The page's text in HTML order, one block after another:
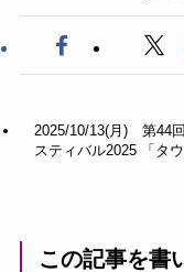
2025/10/13(月) 第44
スティバル2025 「タ
この記事を書